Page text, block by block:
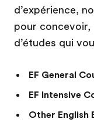
d’expérience,
pour concevoir,
d’études qui
EF General
EF Intensive
Other English